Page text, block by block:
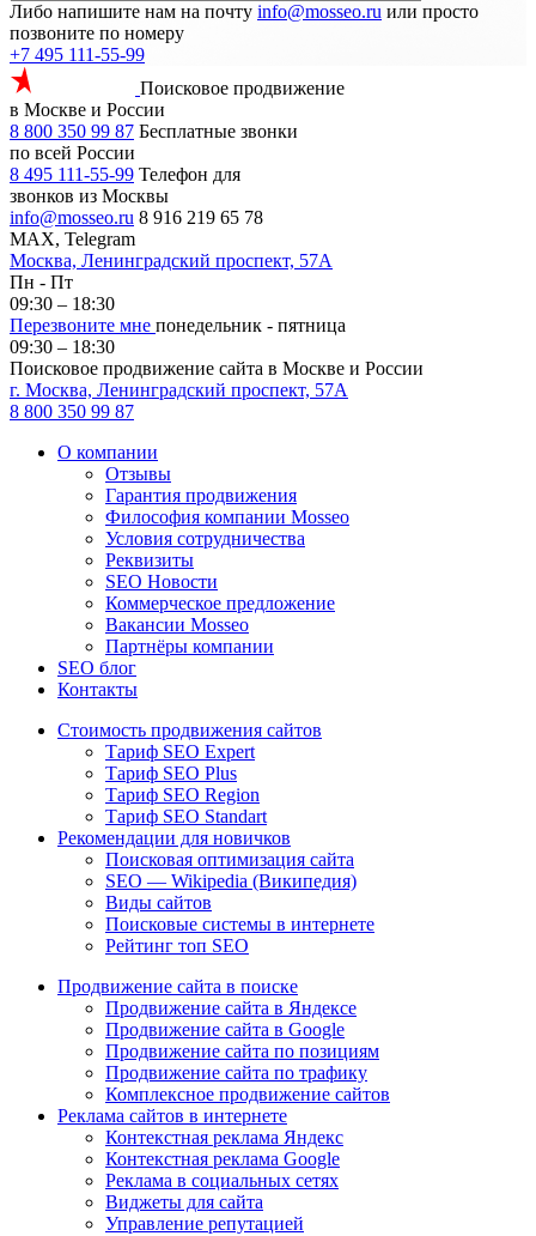
Либо напишите нам на почту info@mosseo.ru или просто
позвоните по номеру
+7 495 111-55-99
Поисковое продвижение
в Москве и России
8 800 350 99 87 Бесплатные звонки
по всей России
8 495 111-55-99 Телефон для
звонков из Москвы
info@mosseo.ru 8 916 219 65 78
MAX, Telegram
Москва, Ленинградский проспект, 57А
Пн - Пт
09:30 – 18:30
Перезвоните мне понедельник - пятница
09:30 – 18:30
Поисковое продвижение сайта в Москве и России
г. Москва, Ленинградский проспект, 57А
8 800 350 99 87
О компании
Отзывы
Гарантия продвижения
Философия компании Mosseo
Условия сотрудничества
Реквизиты
SEO Новости
Коммерческое предложение
Вакансии Mosseo
Партнёры компании
SEO блог
Контакты
Стоимость продвижения сайтов
Тариф SEO Expert
Тариф SEO Plus
Тариф SEO Region
Тариф SEO Standart
Рекомендации для новичков
Поисковая оптимизация сайта
SEO — Wikipedia (Википедия)
Виды сайтов
Поисковые системы в интернете
Рейтинг топ SEO
Продвижение сайта в поиске
Продвижение сайта в Яндексе
Продвижение сайта в Google
Продвижение сайта по позициям
Продвижение сайта по трафику
Комплексное продвижение сайтов
Реклама сайтов в интернете
Контекстная реклама Яндекс
Контекстная реклама Google
Реклама в социальных сетях
Виджеты для сайта
Управление репутацией